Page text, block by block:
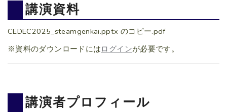
講演資料
CEDEC2025_steamgenkai.pptx のコピー.pdf
※資料のダウンロードには ログインが必要です。
講演者プロフィール